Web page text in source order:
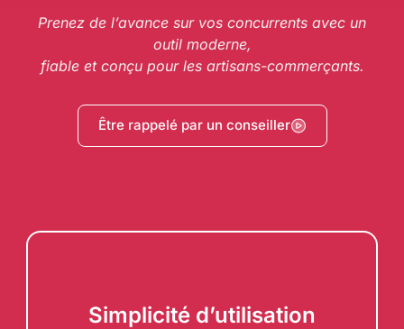
Prenez de l’avance sur vos concurrents avec un
outil moderne,
fiable et conçu pour les artisans-commerçants.
Être rappelé par un conseiller
Simplicité d’utilisation